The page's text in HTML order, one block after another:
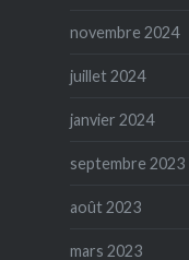
novembre 2024
juillet 2024
janvier 2024
septembre 2023
août 2023
mars 2023